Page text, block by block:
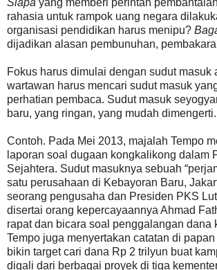
rahasia untuk rampok uang negara
organisasi pendidikan harus menipu?
dijadikan alasan pembunuhan,
Fokus harus dimulai dengan sudut masuk
wartawan harus mencari sudut masuk
perhatian pembaca. Sudut masuk
baru, yang ringan, yang mudah dimengerti.
Contoh. Pada Mei 2013, majalah Tempo
laporan soal dugaan kongkalikong dalam
Sejahtera. Sudut masuknya sebuah
satu perusahaan di Kebayoran Baru,
seorang pengusaha dan Presiden PKS
disertai orang kepercayaannya Ahmad
rapat dan bicara soal penggalangan dana
Tempo juga menyertakan catatan di
bikin target cari dana Rp 2 trilyun buat
digali dari berbagai proyek di tiga